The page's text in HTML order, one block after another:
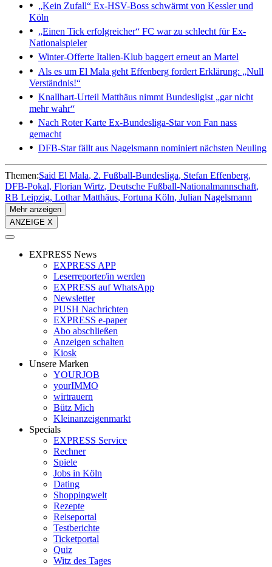
„Kein Zufall“ Ex-HSV-Boss schwärmt von Kessler und
Köln
„Einen Tick erfolgreicher“ FC war zu schlecht für Ex-
Nationalspieler
Winter-Offerte Italien-Klub baggert erneut an Martel
Als es um El Mala geht Effenberg fordert Erklärung: „Null
Verständnis!“
Knallhart-Urteil Matthäus nimmt Bundesligist „gar nicht
mehr wahr“
Nach Roter Karte Ex-Bundesliga-Star von Fan nass
gemacht
DFB-Star fällt aus Nagelsmann nominiert nächsten Neuling
Themen:Said El Mala 2. Fußball-Bundesliga Stefan Effenberg
DFB-Pokal Florian Wirtz Deutsche Fußball-Nationalmannschaft
RB Leipzig Lothar Matthäus Fortuna Köln Julian Nagelsmann
Mehr anzeigen
ANZEIGE X
EXPRESS News
EXPRESS APP
Leserreporter/in werden
EXPRESS auf WhatsApp
Newsletter
PUSH Nachrichten
EXPRESS e-paper
Abo abschließen
Anzeigen schalten
Kiosk
Unsere Marken
YOURJOB
yourIMMO
wirtrauern
Bütz Mich
Kleinanzeigenmarkt
Specials
EXPRESS Service
Rechner
Spiele
Jobs in Köln
Dating
Shoppingwelt
Rezepte
Reiseportal
Testberichte
Ticketportal
Quiz
Witz des Tages